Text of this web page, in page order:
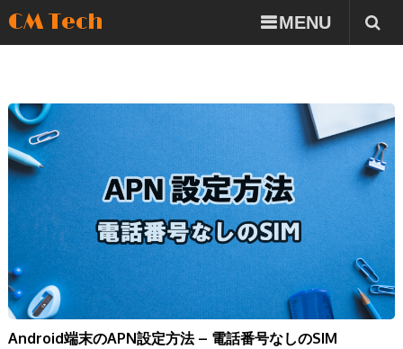
CM Tech MENU
Android端末のAPN設定方法 – 電話番号なしのSIM